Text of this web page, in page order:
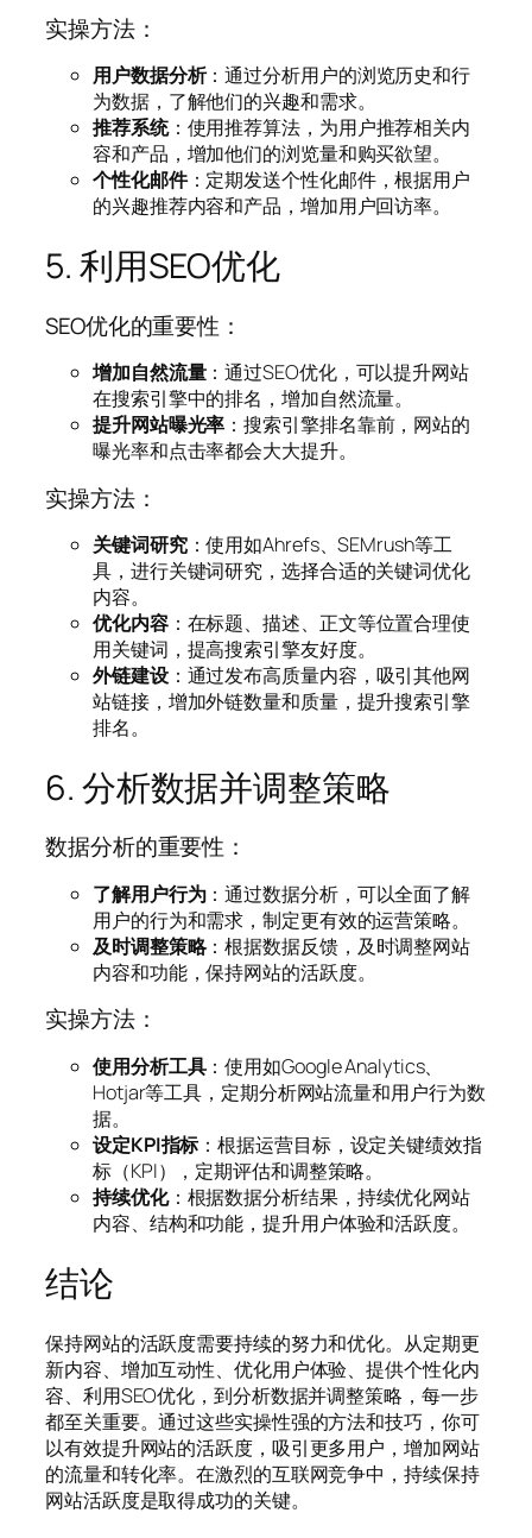
实操方法：
用户数据分析：通过分析用户的浏览历史和行
为数据，了解他们的兴趣和需求。
推荐系统：使用推荐算法，为用户推荐相关内
容和产品，增加他们的浏览量和购买欲望。
个性化邮件：定期发送个性化邮件，根据用户
的兴趣推荐内容和产品，增加用户回访率。
5. 利用SEO优化
SEO优化的重要性：
增加自然流量：通过SEO优化，可以提升网站
在搜索引擎中的排名，增加自然流量。
提升网站曝光率 ：搜索引擎排名靠前，网站的
曝光率和点击率都会大大提升。
实操方法：
关键词研究：使用如Ahrefs、SEMrush等工
具，进行关键词研究，选择合适的关键词优化
内容。
优化内容：在标题、描述、正文等位置合理使
用关键词，提高搜索引擎友好度。
外链建设：通过发布高质量内容，吸引其他网
站链接，增加外链数量和质量，提升搜索引擎
排名。
6. 分析数据并调整策略
数据分析的重要性：
了解用户行为：通过数据分析，可以全面了解
用户的行为和需求，制定更有效的运营策略。
及时调整策略：根据数据反馈，及时调整网站
内容和功能，保持网站的活跃度。
实操方法：
使用分析工具：使用如Google Analytics、
Hotjar等工具，定期分析网站流量和用户行为数
据。
设定KPI指标：根据运营目标，设定关键绩效指
标（KPI），定期评估和调整策略。
持续优化：根据数据分析结果，持续优化网站
内容、结构和功能，提升用户体验和活跃度。
结论
保持网站的活跃度需要持续的努力和优化。从定期更
新内容、增加互动性、优化用户体验、提供个性化内
容、利用SEO优化，到分析数据并调整策略，每一步
都至关重要。通过这些实操性强的方法和技巧，你可
以有效提升网站的活跃度，吸引更多用户，增加网站
的流量和转化率。在激烈的互联网竞争中，持续保持
网站活跃度是取得成功的关键。